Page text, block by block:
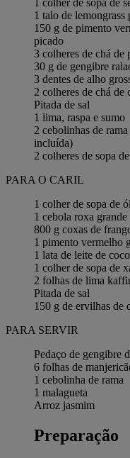
1 talo de lemongrass
150 g de pimento
picado
3 colheres de chá de
30 g de gengibre
3 dentes de alho
2 colheres de chá de
Pitada de sal
1 lima, raspa e sumo
2 cebolinhas de
incluída)
2 colheres de sopa
PARA O CARIL
1 colher de sopa de
1 cebola roxa grande
800 g coxas de
1 pimento vermelho
1 lata de leite de coco
1 colher de sopa de
2 folhas de lima
Pitada de sal
150 g de ervilhas de
PARA SERVIR
Pedaço de gengibre
6 folhas de
1 cebolinha de rama
1 malagueta
Arroz jasmim
Preparação